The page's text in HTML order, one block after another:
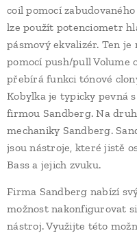
coil pomocí
lze použít potenciometr
pásmový ekvalizér. Ten
pomocí push/pull Volume
přebírá funkci tónové
Kobylka je typicky pevná
firmou Sandberg. Na
mechaniky Sandberg.
jsou nástroje, které jistě
Bass a jejich zvuku.
Firma Sandberg nabízí
možnost nakonfigurovat
nástroj. Využijte této